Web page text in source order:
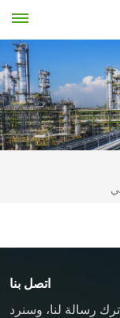
اتصل بنا
رسالة لنا، وسنرد